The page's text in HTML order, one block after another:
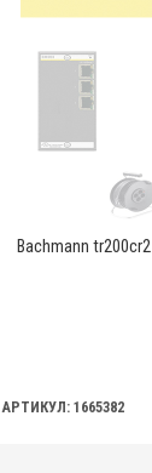
Bachmann tr200cr2
АРТИКУЛ: 1665382